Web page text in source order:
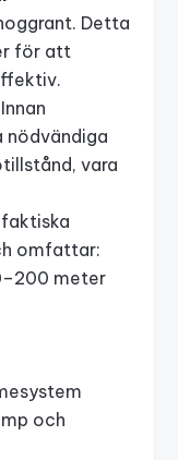
Detta
för att
Innan
nödvändiga
vara
faktiska
omfattar:
meter
och